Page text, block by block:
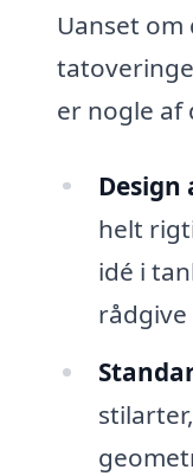
Uanset
er nogle af
helt
idé i
rådgive